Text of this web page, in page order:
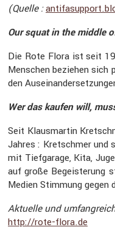
(Quelle :
Our squat in the middle
Die Rote Flora ist seit
Menschen beziehen
den
Wer das kaufen will,
Seit Klaus­martin
Jahres : Kretschmer und
mit Tiefga­rage, Kita,
auf große Begeis­te­rung
Medien Stimmung gegen
Aktuelle und
http://​rote​-flora​.de